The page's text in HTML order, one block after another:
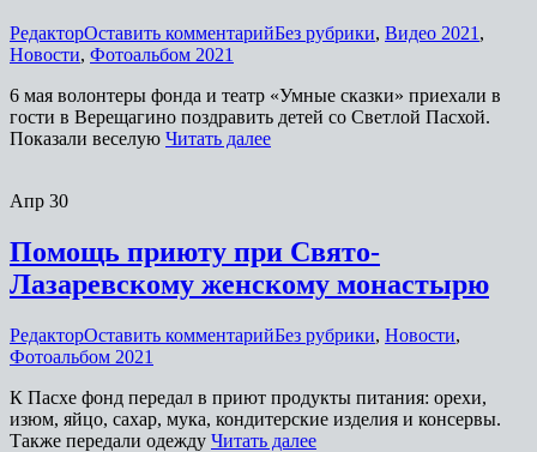
РедакторОставить комментарийБез рубрики, Видео 2021 ,
Новости, Фотоальбом 2021
6 мая волонтеры фонда и театр «Умные сказки» приехали в
гости в Верещагино поздравить детей со Светлой Пасхой.
Показали веселую Читать далее
Апр 30
Помощь приюту при Свято-
Лазаревскому женскому монастырю
РедакторОставить комментарийБез рубрики, Новости,
Фотоальбом 2021
К Пасхе фонд передал в приют продукты питания: орехи,
изюм, яйцо, сахар, мука, кондитерские изделия и консервы.
Также передали одежду Читать далее